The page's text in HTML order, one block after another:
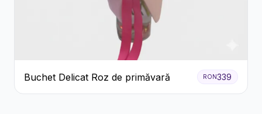
Buchet Delicat Roz de primăvară RON339